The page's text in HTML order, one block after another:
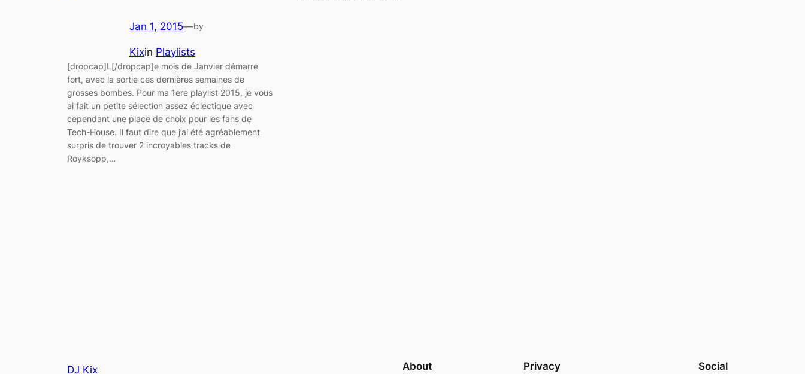
Jan 1, 2015—by
Kixin Playlists
[dropcap]L[/dropcap]e mois de Janvier démarre
fort, avec la sortie ces dernières semaines de
grosses bombes. Pour ma 1ere playlist 2015, je vous
ai fait un petite sélection assez éclectique avec
cependant une place de choix pour les fans de
Tech-House. Il faut dire que j’ai été agréablement
surpris de trouver 2 incroyables tracks de
Royksopp,…
DJ Kix About Privacy Social